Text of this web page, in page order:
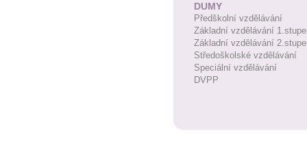
DUMY
Předškolní vzdělávání
Základní vzdělávání
Základní vzdělávání
Středoškolské vzdělávání
Speciální vzdělávání
DVPP